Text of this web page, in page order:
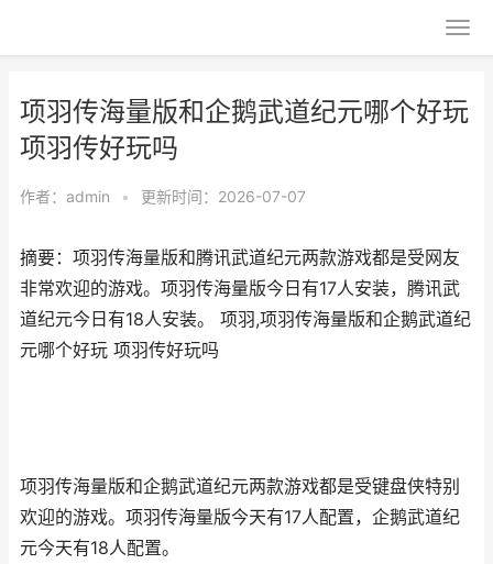
项羽传海量版和企鹅武道纪元哪个好玩
项羽传好玩吗
作者： admin • 更新时间：2026-07-07
摘要：项羽传海量版和腾讯武道纪元两款游戏都是受网友
非常欢迎的游戏。项羽传海量版今日有17人安装，腾讯武
道纪元今日有18人安装。 项羽,项羽传海量版和企鹅武道纪
元哪个好玩 项羽传好玩吗
项羽传海量版和企鹅武道纪元两款游戏都是受键盘侠特别
欢迎的游戏。项羽传海量版今天有17人配置，企鹅武道纪
元今天有18人配置。